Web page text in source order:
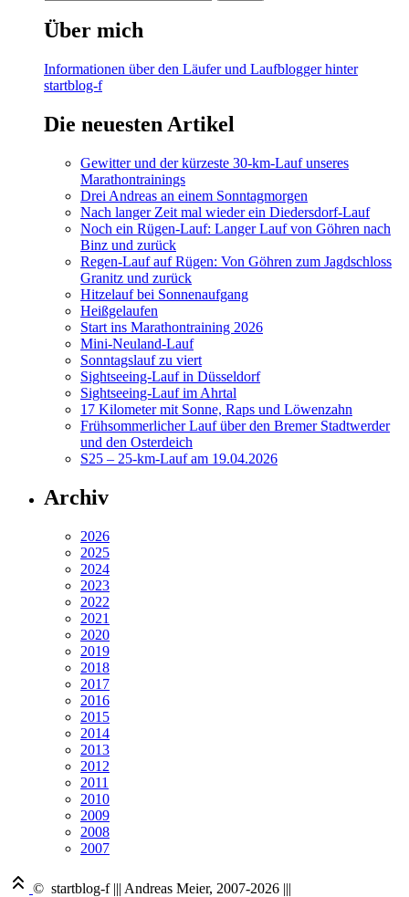
Über mich
Informationen über den Läufer und Laufblogger hinter
startblog-f
Die neuesten Artikel
Gewitter und der kürzeste 30-km-Lauf unseres
Marathontrainings
Drei Andreas an einem Sonntagmorgen
Nach langer Zeit mal wieder ein Diedersdorf-Lauf
Noch ein Rügen-Lauf: Langer Lauf von Göhren nach
Binz und zurück
Regen-Lauf auf Rügen: Von Göhren zum Jagdschloss
Granitz und zurück
Hitzelauf bei Sonnenaufgang
Heißgelaufen
Start ins Marathontraining 2026
Mini-Neuland-Lauf
Sonntagslauf zu viert
Sightseeing-Lauf in Düsseldorf
Sightseeing-Lauf im Ahrtal
17 Kilometer mit Sonne, Raps und Löwenzahn
Frühsommerlicher Lauf über den Bremer Stadtwerder
und den Osterdeich
S25 – 25-km-Lauf am 19.04.2026
Archiv
2026
2025
2024
2023
2022
2021
2020
2019
2018
2017
2016
2015
2014
2013
2012
2011
2010
2009
2008
2007
© startblog-f ||| Andreas Meier, 2007-2026 |||